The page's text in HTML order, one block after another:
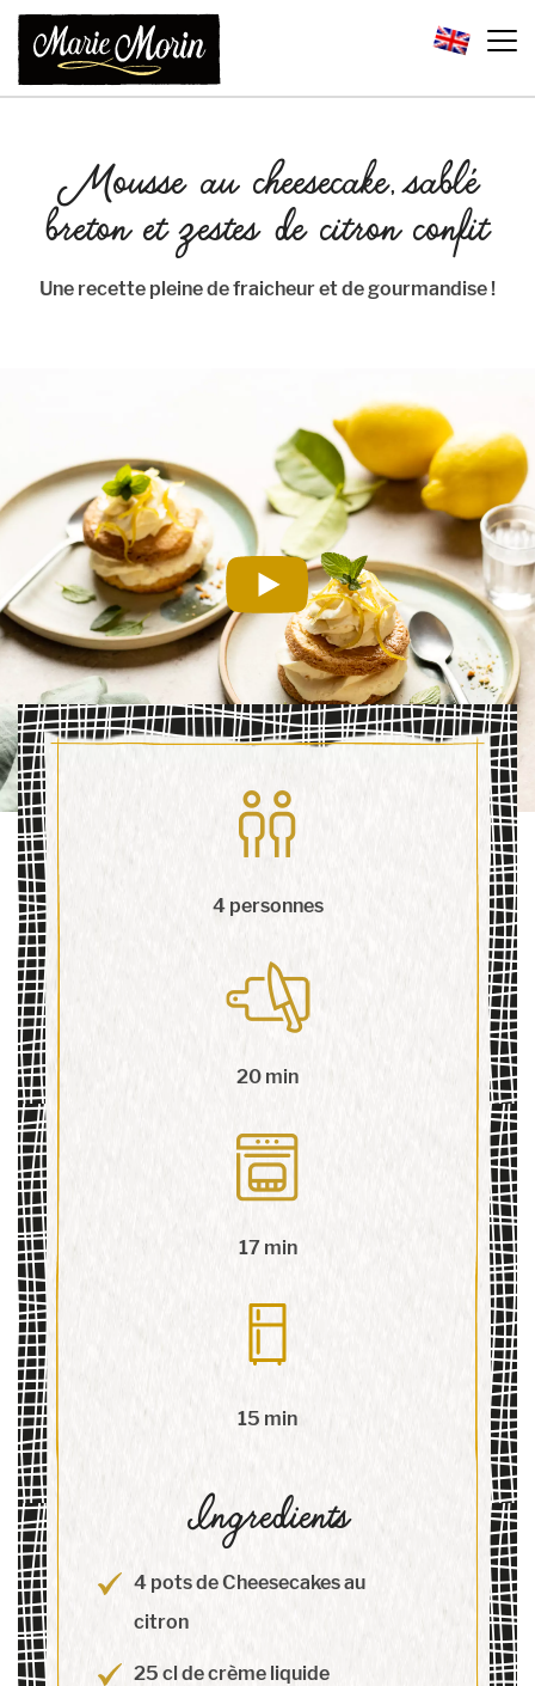
Mousse au cheesecake, sablé
breton et zestes de citron confit
Une recette pleine de fraicheur et de gourmandise !
4 personnes
20 min
17 min
15 min
Ingredients
4 pots de Cheesecakes au
citron
25 cl de crème liquide